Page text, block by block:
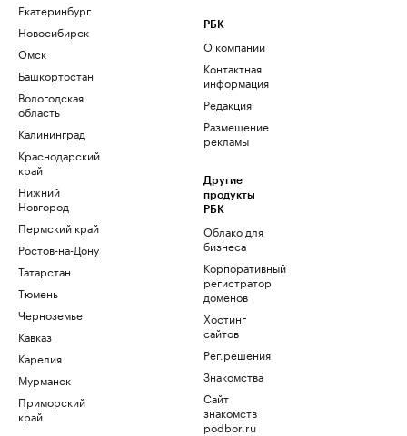
Екатеринбург
Новосибирск
Омск
Башкортостан
Вологодская
область
Калининград
Краснодарский
край
Нижний
Новгород
Пермский край
Ростов-на-Дону
Татарстан
Тюмень
Черноземье
Кавказ
Карелия
Мурманск
Приморский
край
РБК
О компании
Контактная
информация
Редакция
Размещение
рекламы
Другие
продукты
РБК
Облако для
бизнеса
Корпоративный
регистратор
доменов
Хостинг
сайтов
Рег.решения
Знакомства
Сайт
знакомств
podbor.ru